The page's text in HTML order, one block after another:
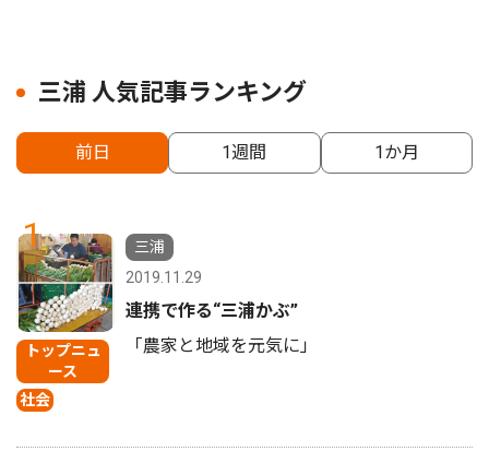
三浦 人気記事ランキング
前日 1週間 1か月
1
トップニュ
ース
社会
三浦
2019.11.29
連携で作る“三浦かぶ”
「農家と地域を元気に」